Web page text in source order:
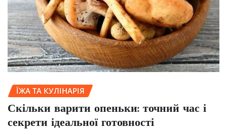
ЇЖА ТА КУЛІНАРІЯ
Скільки варити опеньки: точний час і
секрети ідеальної готовності